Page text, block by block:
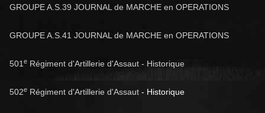
GROUPE A.S.39 JOURNAL de MARCHE en OPERATIONS
GROUPE A.S.41 JOURNAL de MARCHE en OPERATIONS
501 e Régiment d'Artillerie d'Assaut - Historique
502e Régiment d'Artillerie d'Assaut - Historique